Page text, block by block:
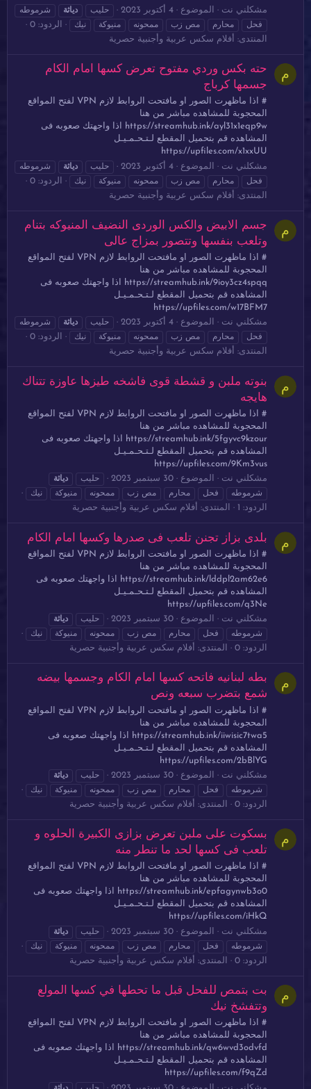
مشكلني نت الموضوع 4 أكتوبر 2023 حليب دياثة
شرموطه
فحل
محارم مص زب ممحونه منيوكة نيك
الردود: 0
المنتدى:
أفلام سكس عربية وأجنبية حصرية
م
حته بكس وردي مفتوح تعرض كسها امام الكام
جسمها كرباج
# اذا ماظهرت الصور او مافتحت الروابط لازم VPN لفتح المواقع
المحجوبة للمشاهده مباشر من هنا
https://streamhub.ink/ayl31x1eqp9w اذا واجهتك صعوبه فى
المشاهده قم بتحميل المقطع لـتـحـمـيـل
https://upfiles.com/x1xxUU
مشكلني نت
الموضوع 4 أكتوبر 2023 حليب دياثة
شرموطه
فحل
محارم مص زب ممحونه منيوكة نيك
الردود: 0
المنتدى:
أفلام سكس عربية وأجنبية حصرية
م
جسم الابيض والكس الوردى النضيف المنيوكه بتنام
وتلعب بنفسها وتتصور بمزاج عالى
# اذا ماظهرت الصور او مافتحت الروابط لازم VPN لفتح المواقع
المحجوبة للمشاهده مباشر من هنا
https://streamhub.ink/9ioy3cz4spqq اذا واجهتك صعوبه فى
المشاهده قم بتحميل المقطع لـتـحـمـيـل
https://upfiles.com/w17BFM7
مشكلني نت
الموضوع 4 أكتوبر 2023 حليب دياثة
شرموطه
فحل
محارم مص زب ممحونه منيوكة نيك
الردود: 0
المنتدى:
أفلام سكس عربية وأجنبية حصرية
م
بنوته ملبن و قشطة قوى فاشخه طيزها عاوزة تتناك
هايجه
# اذا ماظهرت الصور او مافتحت الروابط لازم VPN لفتح المواقع
المحجوبة للمشاهده مباشر من هنا
https://streamhub.ink/5fgyvc9kzour اذا واجهتك صعوبه فى
المشاهده قم بتحميل المقطع لـتـحـمـيـل
https://upfiles.com/9Km3vus
مشكلني نت
الموضوع 30 سبتمبر 2023 حليب
دياثة
شرموطه
فحل محارم مص زب ممحونه منيوكة نيك
الردود: 1 المنتدى: أفلام سكس عربية وأجنبية حصرية
م بلدى بزاز تجنن تلعب فى صدرها وكسها امام الكام
# اذا ماظهرت الصور او مافتحت الروابط لازم VPN لفتح المواقع
المحجوبة للمشاهده مباشر من هنا
https://streamhub.ink/lddpl2am62e6 اذا واجهتك صعوبه فى
المشاهده قم بتحميل المقطع لـتـحـمـيـل
https://upfiles.com/q3Ne
مشكلني نت
الموضوع 30 سبتمبر 2023 حليب
دياثة
شرموطه
فحل محارم مص زب ممحونه منيوكة نيك
الردود: 0 المنتدى: أفلام سكس عربية وأجنبية حصرية
م
بطه لبنانيه فاتحه كسها امام الكام وجسمها بيضه
شمع بتضرب سبعه ونص
# اذا ماظهرت الصور او مافتحت الروابط لازم VPN لفتح المواقع
المحجوبة للمشاهده مباشر من هنا
https://streamhub.ink/iiwisic7twa5 اذا واجهتك صعوبه فى
المشاهده قم بتحميل المقطع لـتـحـمـيـل
https://upfiles.com/2bBlYG
مشكلني نت
الموضوع 30 سبتمبر 2023 حليب
دياثة
شرموطه
فحل محارم مص زب ممحونه منيوكة نيك
الردود: 0 المنتدى: أفلام سكس عربية وأجنبية حصرية
م
بسكوت على ملبن تعرض بزازى الكبيرة الحلوه و
تلعب فى كسها لحد ما تنطر منه
# اذا ماظهرت الصور او مافتحت الروابط لازم VPN لفتح المواقع
المحجوبة للمشاهده مباشر من هنا
https://streamhub.ink/epfagynwb3o0 اذا واجهتك صعوبه فى
المشاهده قم بتحميل المقطع لـتـحـمـيـل
https://upfiles.com/iHkQ
مشكلني نت
الموضوع 30 سبتمبر 2023 حليب
دياثة
شرموطه
فحل محارم مص زب ممحونه منيوكة نيك
الردود: 0 المنتدى: أفلام سكس عربية وأجنبية حصرية
م
بت بتمص للفحل قبل ما تحطها في كسها المولع
وتتفشخ نيك
# اذا ماظهرت الصور او مافتحت الروابط لازم VPN لفتح المواقع
المحجوبة للمشاهده مباشر من هنا
https://streamhub.ink/qw6wvd3odvfd اذا واجهتك صعوبه فى
المشاهده قم بتحميل المقطع لـتـحـمـيـل
https://upfiles.com/f9qZd